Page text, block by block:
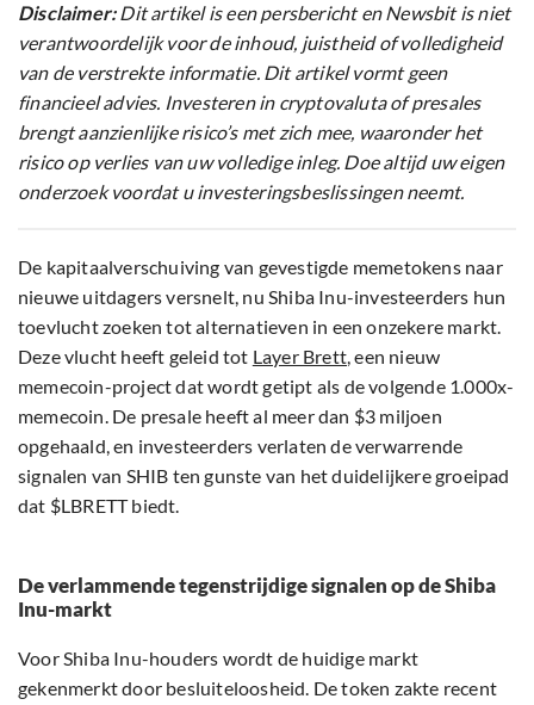
Disclaimer:Dit artikel is een persbericht en Newsbit is niet
verantwoordelijk voor de inhoud, juistheid of volledigheid
van de verstrekte informatie. Dit artikel vormt geen
financieel advies. Investeren in cryptovaluta of presales
brengt aanzienlijke risico’s met zich mee, waaronder het
risico op verlies van uw volledige inleg. Doe altijd uw eigen
onderzoek voordat u investeringsbeslissingen neemt.
De kapitaalverschuiving van gevestigde memetokens naar
nieuwe uitdagers versnelt, nu Shiba Inu-investeerders hun
toevlucht zoeken tot alternatieven in een onzekere markt.
Deze vlucht heeft geleid tot Layer Brett, een nieuw
memecoin-project dat wordt getipt als de volgende 1.000x-
memecoin. De presale heeft al meer dan $3 miljoen
opgehaald, en investeerders verlaten de verwarrende
signalen van SHIB ten gunste van het duidelijkere groeipad
dat $LBRETT biedt.
De verlammende tegenstrijdige signalen op de Shiba
Inu-markt
Voor Shiba Inu-houders wordt de huidige markt
gekenmerkt door besluiteloosheid. De token zakte recent